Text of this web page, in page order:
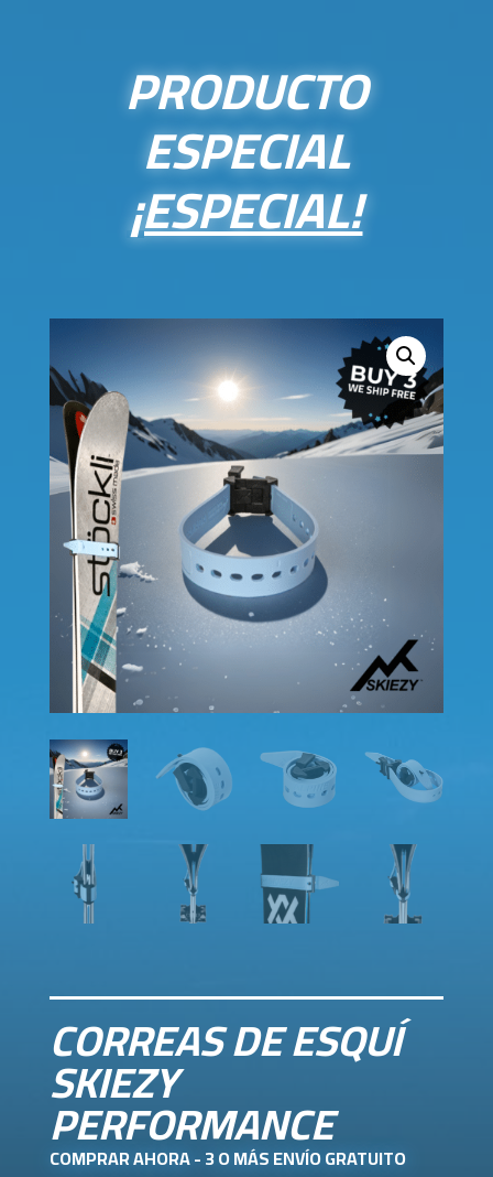
PRODUCTO
ESPECIAL
¡ESPECIAL!
CORREAS DE ESQUÍ
SKIEZY
PERFORMANCE
COMPRAR AHORA - 3 O MÁS ENVÍO GRATUITO